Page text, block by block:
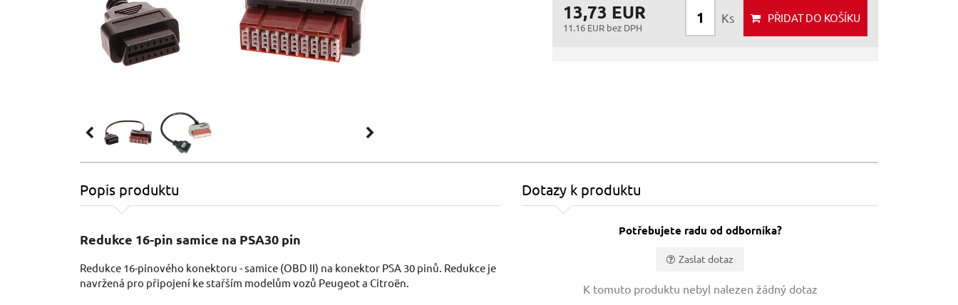
13,73 EUR
11.16 EUR bez DPH
Ks PŘIDATDO KOŠÍKU
Popis produktu
Redukce 16-pin samice na PSA30 pin
Redukce 16-pinového konektoru - samice (OBD II) na konektor PSA 30 pinů. Redukce je
navržená pro připojení ke stařším modelům vozů Peugeot a Citroën.
Dotazy k produktu
Potřebujete radu od odborníka?
Zaslat dotaz
K tomuto produktu nebyl nalezen žádný dotaz